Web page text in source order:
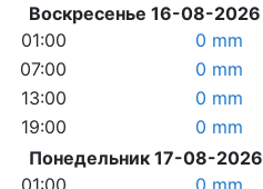
Воскресенье 16-08-2026
01:00
0 mm
07:00
0 mm
13:00
0 mm
19:00
0 mm
Понедельник 17-08-2026
01:00
0 mm